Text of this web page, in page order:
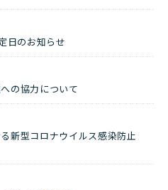
日のお知らせ
の協力について
新型コロナウイルス感染防止